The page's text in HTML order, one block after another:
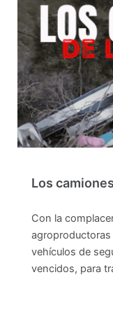
Los
Con la
vehículos de
vencidos, para